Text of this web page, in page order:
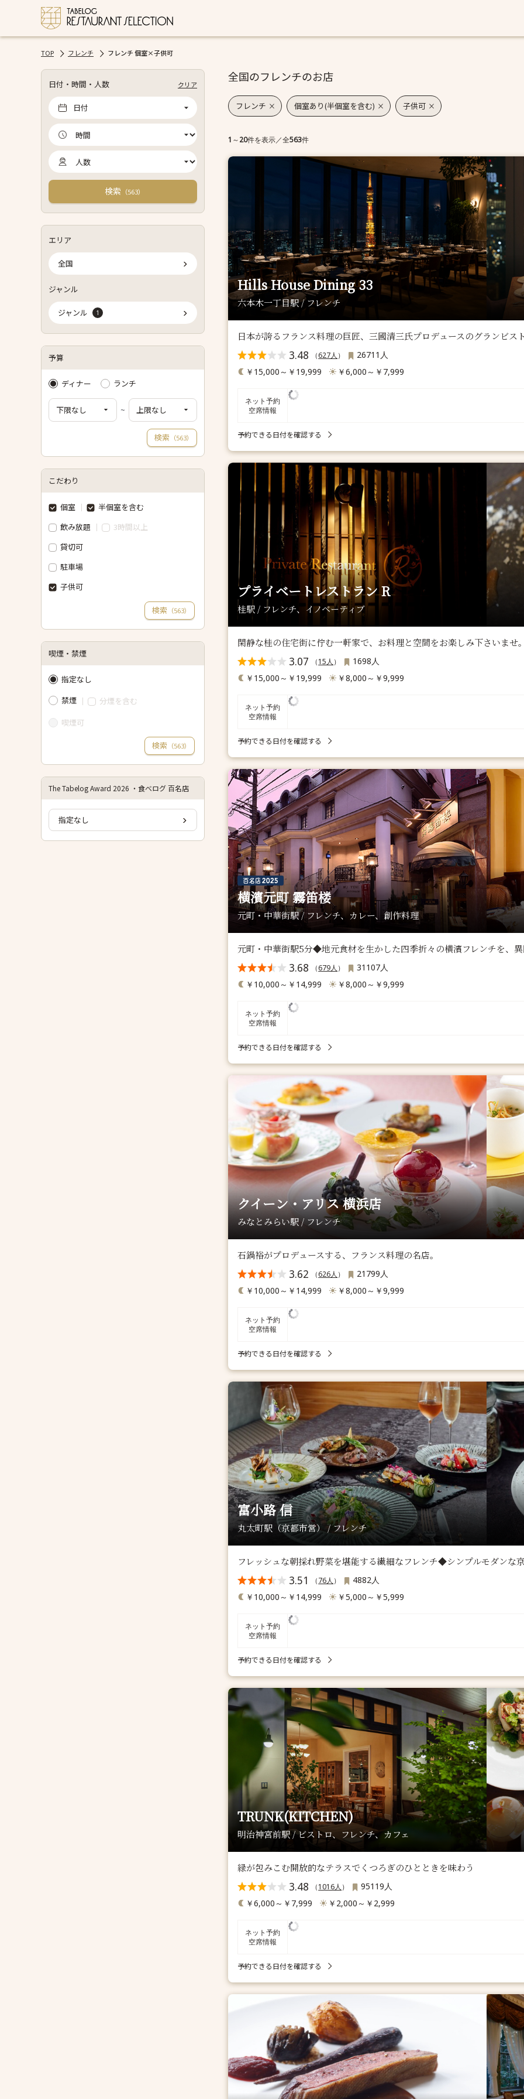
TOP フレンチ フレンチ 個室×子供可
日付・時間・人数 クリア
日付
検索 （563）
エリア
全国
ジャンル
ジャンル 1
予算
ディナー ランチ
~
検索 （563）
こだわり
個室
半個室を含む
飲み放題
3時間以上
貸切可
駐車場
子供可
検索 （563）
喫煙・禁煙
指定なし
禁煙
分煙を含む
喫煙可
検索 （563）
The Tabelog Award 2026 ・食べログ 百名店
指定なし
全国のフレンチのお店
フレンチ 個室あり(半個室を含む) 子供可
1 ～20件を表示／全563件
Hills House Dining 33
六本木一丁目駅 / フレンチ
日本が誇るフランス料理の巨匠、三國清三氏プロデュースのグランビ
3.48 （627人 ）
26711人
￥15,000～￥19,999
￥6,000～￥7,999
ネット予約
空席情報
予約できる日付を確認する
プライベートレストラン R
桂駅 / フレンチ、イノベーティブ
閑静な桂の住宅街に佇む一軒家で、お料理と空間をお楽しみ下さいませ
3.07 （15人 ）
1698人
￥15,000～￥19,999
￥8,000～￥9,999
ネット予約
空席情報
予約できる日付を確認する
横濱元町 霧笛楼
元町・中華街駅 / フレンチ、カレー、創作料理
元町・中華街駅5分◆地元食材を生かした四季折々の横濱フレンチを、
3.68 （679人 ）
31107人
￥10,000～￥14,999
￥8,000～￥9,999
ネット予約
空席情報
予約できる日付を確認する
クイーン・アリス 横浜店
みなとみらい駅 / フレンチ
石鍋裕がプロデュースする、フランス料理の名店。
3.62 （626人 ）
21799人
￥10,000～￥14,999
￥8,000～￥9,999
ネット予約
空席情報
予約できる日付を確認する
富小路 信
丸太町駅（京都市営） / フレンチ
フレッシュな朝採れ野菜を堪能する繊細なフレンチ◆シンプルモダンな
3.51 （76人 ）
4882人
￥10,000～￥14,999
￥5,000～￥5,999
ネット予約
空席情報
予約できる日付を確認する
TRUNK(KITCHEN)
明治神宮前駅 / ビストロ、フレンチ、カフェ
緑が包みこむ開放的なテラスでくつろぎのひとときを味わう
3.48 （1016人 ）
95119人
￥6,000～￥7,999
￥2,000～￥2,999
ネット予約
空席情報
予約できる日付を確認する